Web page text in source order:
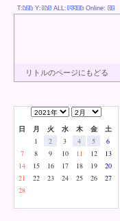
リトルのページにもどる
T: Y: ALL: Online:
日 月 火 水 木 金 土
1 2 3 4 5
6
7
8 9 10 11 12
13
14
15 16 17 18 19
20
21
22 23 24 25 26
27
28